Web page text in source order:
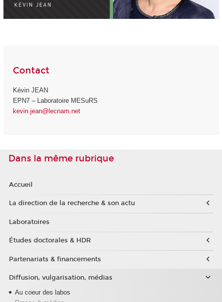
Contact
Kévin JEAN
EPN7 – Laboratoire MESuRS
kevin.jean@lecnam.net
Dans la même rubrique
Accueil
La direction de la recherche & son actu
Laboratoires
Études doctorales & HDR
Partenariats & financements
Diffusion, vulgarisation, médias
Au coeur des labos